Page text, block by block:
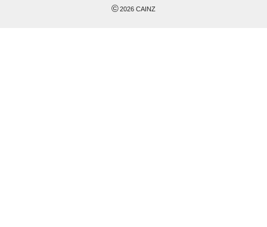
©2026 CAINZ